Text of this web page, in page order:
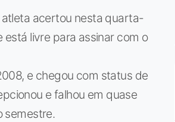
atleta acertou nesta quarta-
livre para assinar com o
e chegou com status de
e falhou em quase
semestre.